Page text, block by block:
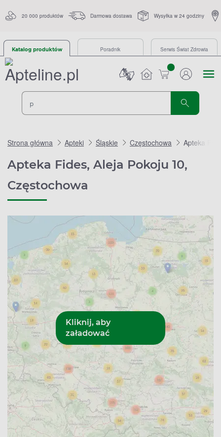
20 000 produktów Darmowa dostawa Wysyłka w 24 godziny
Katalog produktów Poradnik Serwis Świat Zdrowia
sztuk
Strona główna Apteki Śląskie Częstochowa Apteka
Apteka Fides, Aleja Pokoju 10,
Częstochowa